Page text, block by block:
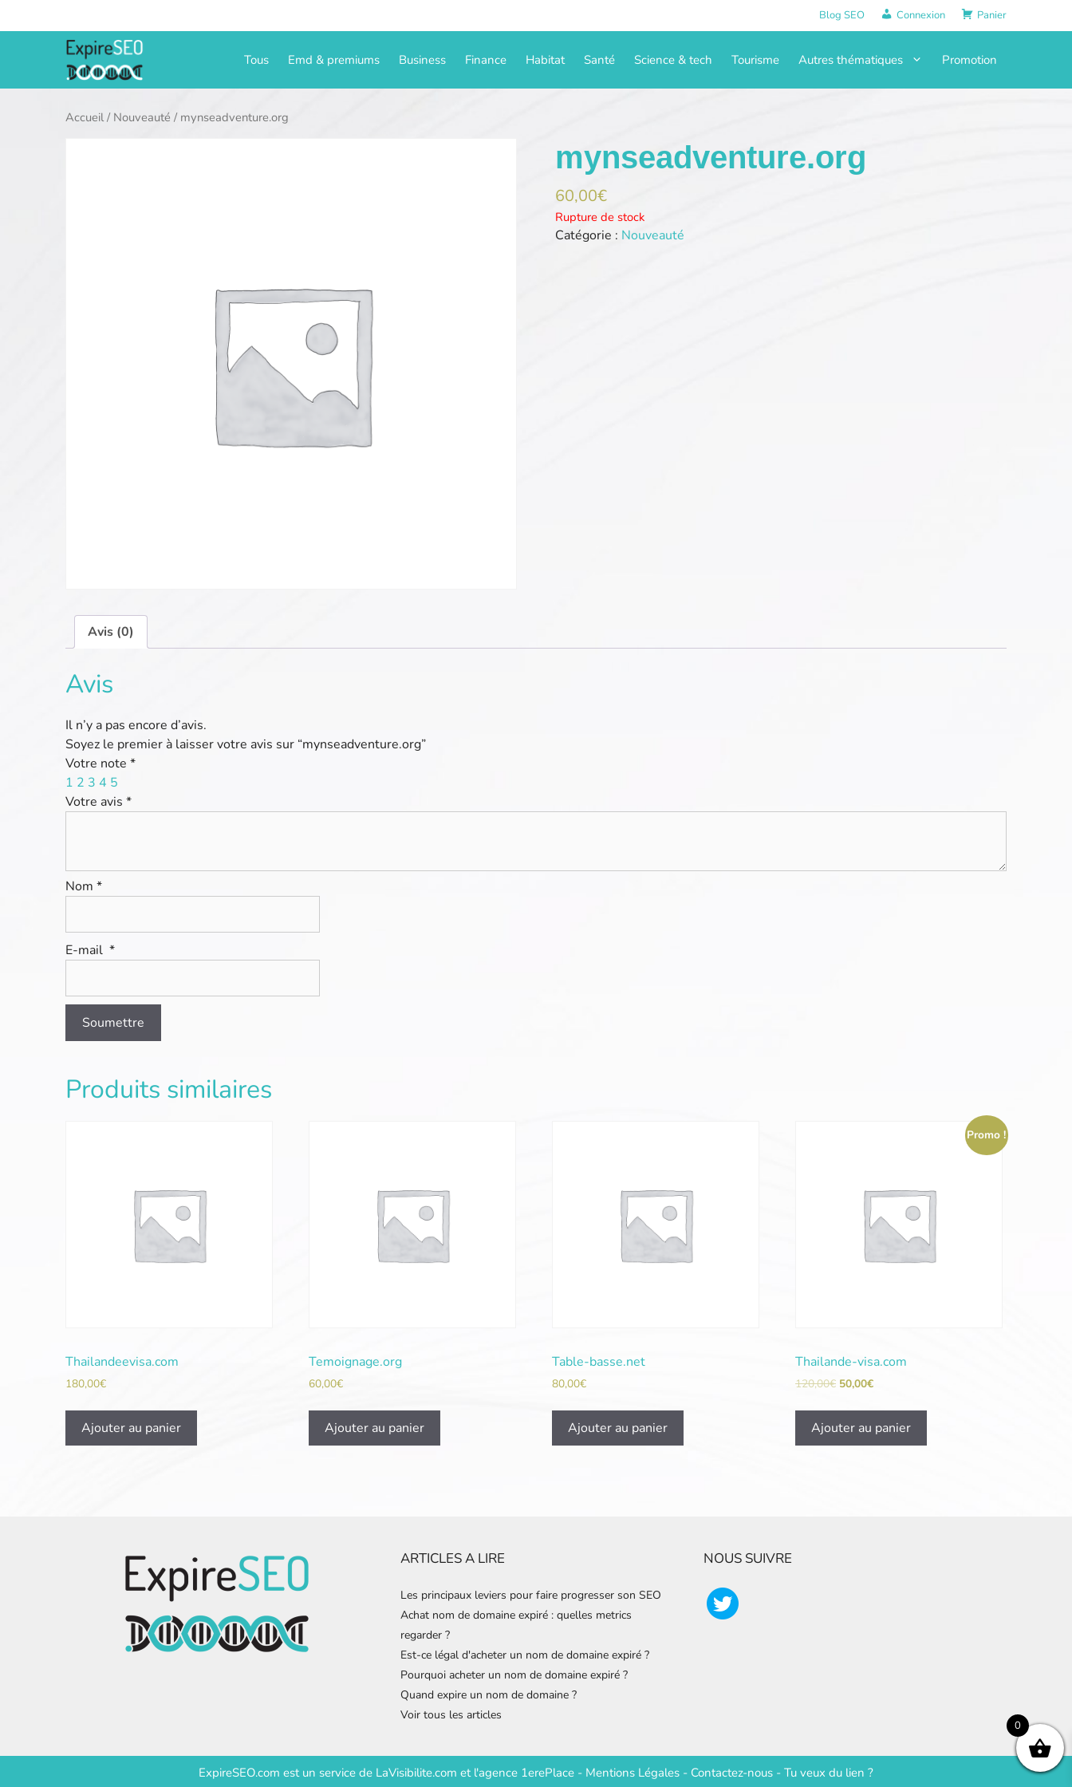
au
Blog SEO Connexion Panier
Tous Emd & premiums Business Finance Habitat Santé Science & tech Tourisme Autres thématiques Promotion
Accueil/ Nouveauté / mynseadventure.org
mynseadventure.org
60,00€
Rupture de stock
Catégorie : Nouveauté
Avis (0)
Avis
Il n’y a pas encore d’avis.
Soyez le premier à laisser votre avis sur “mynseadventure.org”
Votre note *
1 2 3 4 5
Votre avis *
Nom *
E-mail *
Produits similaires
Thailandeevisa.com
180,00€
Ajouter au panier
Temoignage.org
60,00€
Ajouter au panier
Table-basse.net
80,00€
Ajouter au panier
Promo !
Thailande-visa.com
120,00€ 50,00€
Ajouter au panier
ARTICLES A LIRE
Les principaux leviers pour faire progresser son SEO
Achat nom de domaine expiré : quelles metrics
regarder ?
Est-ce légal d'acheter un nom de domaine expiré ?
Pourquoi acheter un nom de domaine expiré ?
Quand expire un nom de domaine ?
Voir tous les articles
NOUS SUIVRE
ExpireSEO.com est un service de LaVisibilite.com etl'agence 1erePlace - Mentions Légales - Contactez-nous - Tu veux du lien ?
0